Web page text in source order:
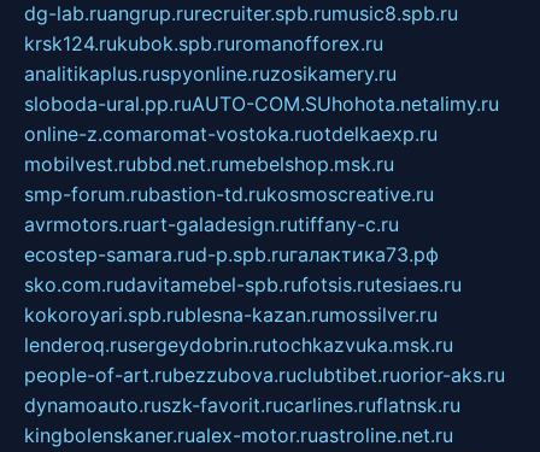
dg-lab.ruangrup.rurecruiter.spb.rumusic8.spb.ru
krsk124.rukubok.spb.ruromanofforex.ru
analitikaplus.ruspyonline.ruzosikamery.ru
sloboda-ural.pp.ruAUTO-COM.SUhohota.netalimy.ru
online-z.comaromat-vostoka.ruotdelkaexp.ru
mobilvest.rubbd.net.rumebelshop.msk.ru
smp-forum.rubastion-td.rukosmoscreative.ru
avrmotors.ruart-galadesign.rutiffany-c.ru
ecostep-samara.rud-p.spb.ruгалактика73.рф
sko.com.rudavitamebel-spb.rufotsis.rutesiaes.ru
kokoroyari.spb.rublesna-kazan.rumossilver.ru
lenderoq.rusergeydobrin.rutochkazvuka.msk.ru
people-of-art.rubezzubova.ruclubtibet.ruorior-aks.ru
dynamoauto.ruszk-favorit.rucarlines.ruflatnsk.ru
kingbolenskaner.rualex-motor.ruastroline.net.ru